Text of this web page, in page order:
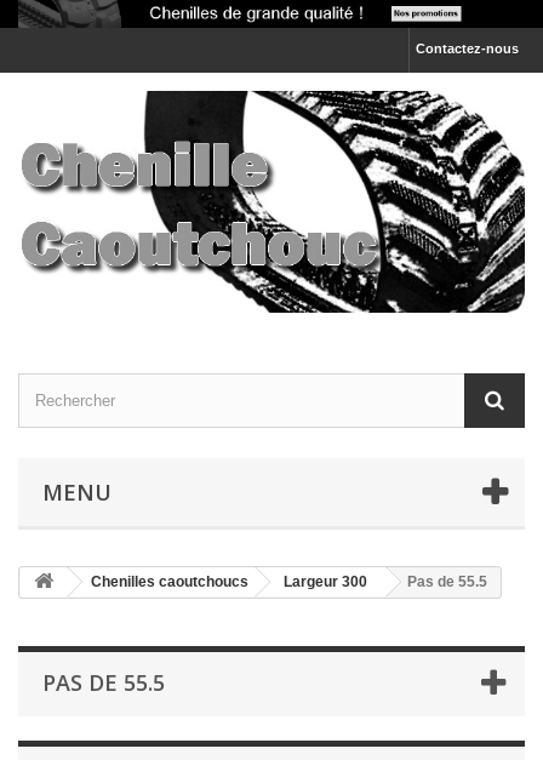
Contactez-nous
MENU
Chenilles caoutchoucs Largeur 300 Pas de 55.5
PAS DE 55.5